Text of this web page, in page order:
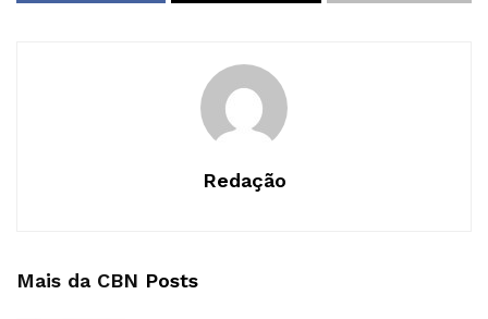
Redação
Mais da CBN Posts